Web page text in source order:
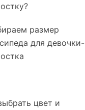
размер
для девочки-
цвет и